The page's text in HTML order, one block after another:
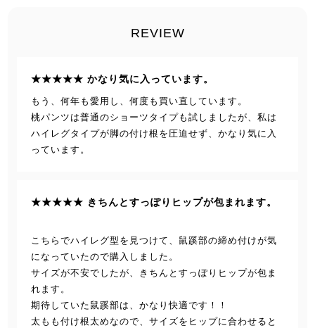
REVIEW
★★★★★ かなり気に入っています。
もう、何年も愛用し、何度も買い直しています。
桃パンツは普通のショーツタイプも試しましたが、私は
ハイレグタイプが脚の付け根を圧迫せず、かなり気に入
っています。
★★★★★ きちんとすっぽりヒップが包まれます。
こちらでハイレグ型を見つけて、鼠蹊部の締め付けが気
になっていたので購入しました。
サイズが不安でしたが、きちんとすっぽりヒップが包ま
れます。
期待していた鼠蹊部は、かなり快適です！！
太もも付け根太めなので、サイズをヒップに合わせると